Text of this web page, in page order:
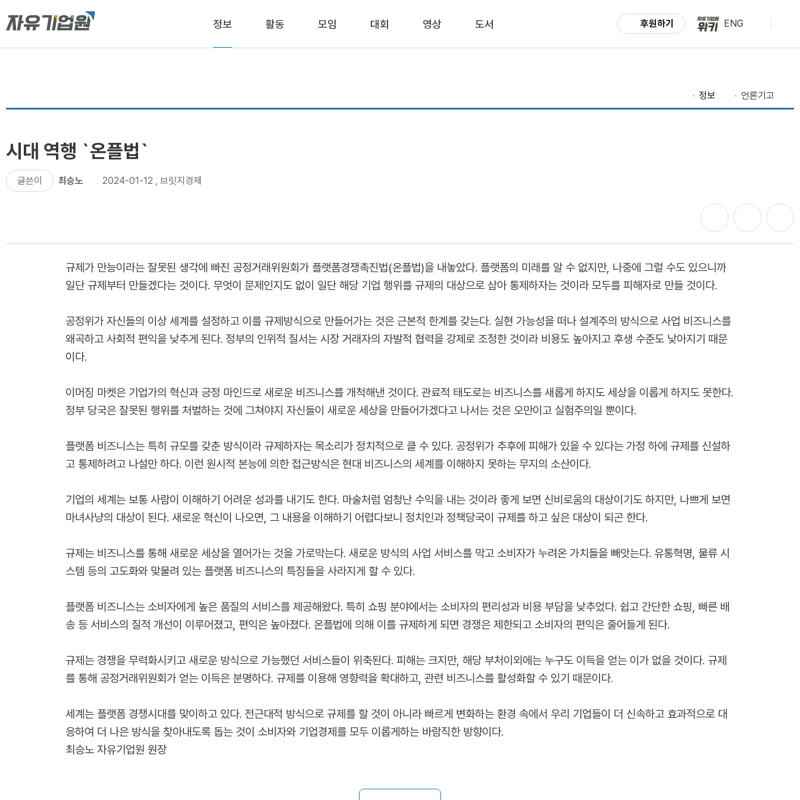
정보 활동 모임 대회 영상 도서 후원하기 ENG
정보 언론기고
시대 역행 `온플법`
글쓴이 최승노 2024-01-12 , 브릿지경제
규제가 만능이라는 잘못된 생각에 빠진 공정거래위원회가 플랫폼경쟁촉진법(온플법)을 내놓았다. 플랫폼의 미래를 알 수 없지만, 나중에 그럴 수도 있으니까
일단 규제부터 만들겠다는 것이다. 무엇이 문제인지도 없이 일단 해당 기업 행위를 규제의 대상으로 삼아 통제하자는 것이라 모두를 피해자로 만들 것이다.
공정위가 자신들의 이상 세계를 설정하고 이를 규제방식으로 만들어가는 것은 근본적 한계를 갖는다. 실현 가능성을 떠나 설계주의 방식으로 사업 비즈니스를
왜곡하고 사회적 편익을 낮추게 된다. 정부의 인위적 질서는 시장 거래자의 자발적 협력을 강제로 조정한 것이라 비용도 높아지고 후생 수준도 낮아지기 때문
이다.
이머징 마켓은 기업가의 혁신과 긍정 마인드로 새로운 비즈니스를 개척해낸 것이다. 관료적 태도로는 비즈니스를 새롭게 하지도 세상을 이롭게 하지도 못한다.
정부 당국은 잘못된 행위를 처벌하는 것에 그쳐야지 자신들이 새로운 세상을 만들어가겠다고 나서는 것은 오만이고 실험주의일 뿐이다.
플랫폼 비즈니스는 특히 규모를 갖춘 방식이라 규제하자는 목소리가 정치적으로 클 수 있다. 공정위가 추후에 피해가 있을 수 있다는 가정 하에 규제를 신설하
고 통제하려고 나설만 하다. 이런 원시적 본능에 의한 접근방식은 현대 비즈니스의 세계를 이해하지 못하는 무지의 소산이다.
기업의 세계는 보통 사람이 이해하기 어려운 성과를 내기도 한다. 마술처럼 엄청난 수익을 내는 것이라 좋게 보면 신비로움의 대상이기도 하지만, 나쁘게 보면
마녀사냥의 대상이 된다. 새로운 혁신이 나오면, 그 내용을 이해하기 어렵다보니 정치인과 정책당국이 규제를 하고 싶은 대상이 되곤 한다.
규제는 비즈니스를 통해 새로운 세상을 열어가는 것을 가로막는다. 새로운 방식의 사업 서비스를 막고 소비자가 누려온 가치들을 빼앗는다. 유통혁명, 물류 시
스템 등의 고도화와 맞물려 있는 플랫폼 비즈니스의 특징들을 사라지게 할 수 있다.
플랫폼 비즈니스는 소비자에게 높은 품질의 서비스를 제공해왔다. 특히 쇼핑 분야에서는 소비자의 편리성과 비용 부담을 낮추었다. 쉽고 간단한 쇼핑, 빠른 배
송 등 서비스의 질적 개선이 이루어졌고, 편익은 높아졌다. 온플법에 의해 이를 규제하게 되면 경쟁은 제한되고 소비자의 편익은 줄어들게 된다.
규제는 경쟁을 무력화시키고 새로운 방식으로 가능했던 서비스들이 위축된다. 피해는 크지만, 해당 부처이외에는 누구도 이득을 얻는 이가 없을 것이다. 규제
를 통해 공정거래위원회가 얻는 이득은 분명하다. 규제를 이용해 영향력을 확대하고, 관련 비즈니스를 활성화할 수 있기 때문이다.
세계는 플랫폼 경쟁시대를 맞이하고 있다. 전근대적 방식으로 규제를 할 것이 아니라 빠르게 변화하는 환경 속에서 우리 기업들이 더 신속하고 효과적으로 대
응하여 더 나은 방식을 찾아내도록 돕는 것이 소비자와 기업경제를 모두 이롭게하는 바람직한 방향이다.
최승노 자유기업원 원장